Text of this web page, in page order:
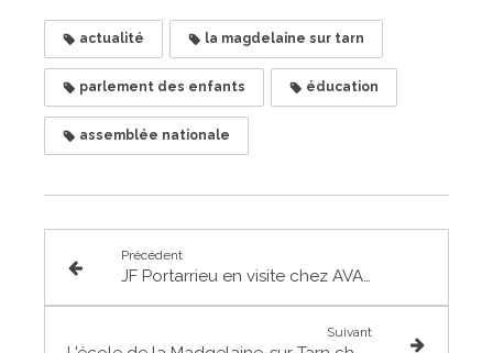
actualité la magdelaine sur tarn
parlement des enfants éducation
assemblée nationale
Précédent
JF Portarrieu en visite chez AVA Traiteur
Suivant